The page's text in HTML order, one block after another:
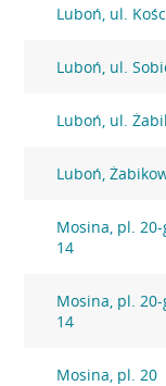
Luboń, ul.
Luboń, ul.
Luboń, ul.
Luboń,
Mosina, pl.
14
Mosina, pl.
14
Mosina, pl. 20